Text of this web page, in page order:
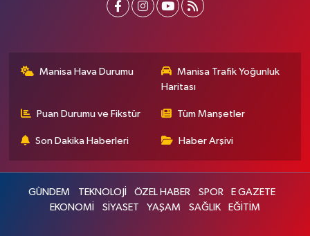
Manisa Hava Durumu
Manisa Trafik Yoğunluk
Haritası
Puan Durumu ve Fikstür Tüm Manşetler
Son Dakika Haberleri Haber Arşivi
GÜNDEM TEKNOLOJİ ÖZEL HABER SPOR
E GAZETE
EKONOMİ
SİYASET YAŞAM SAĞLIK EĞİTİM